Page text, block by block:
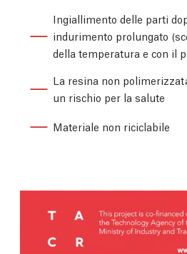
Ingiallimento delle parti
indurimento prolungato
della temperatura e con il
La resina non
un rischio per la salute
Materiale non riciclabile